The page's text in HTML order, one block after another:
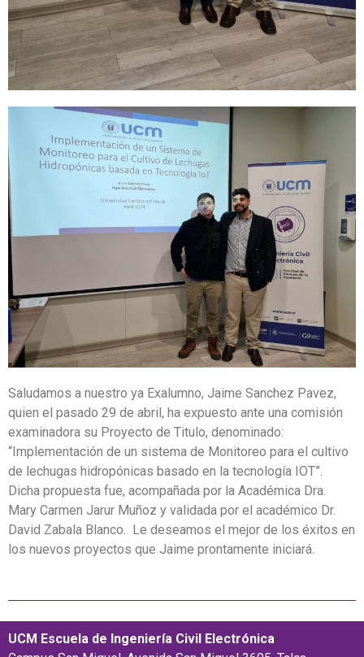
Saludamos a nuestro ya Exalumno, Jaime Sanchez Pavez,
quien el pasado 29 de abril, ha expuesto ante una comisión
examinadora su Proyecto de Titulo, denominado:
“Implementación de un sistema de Monitoreo para el cultivo
de lechugas hidropónicas basado en la tecnología IOT”.
Dicha propuesta fue, acompañada por la Académica Dra.
Mary Carmen Jarur Muñoz y validada por el académico Dr.
David Zabala Blanco. Le deseamos el mejor de los éxitos en
los nuevos proyectos que Jaime prontamente iniciará.
UCM Escuela de Ingeniería Civil Electrónica